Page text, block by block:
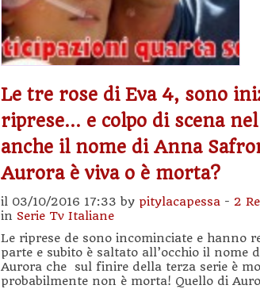
Le tre rose di Eva 4, sono
riprese… e colpo di scena
anche il nome di Anna
Aurora è viva o è morta?
il 03/10/2016 17:33 by pitylacapessa - 2
in Serie Tv Italiane
Le riprese de sono incominciate e hanno
parte e subito è saltato all’occhio il
Aurora che sul finire della terza serie è
probabilmente non è morta! Quello di